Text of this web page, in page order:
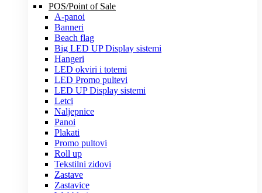
POS/Point of Sale
A-panoi
Banneri
Beach flag
Big LED UP Display sistemi
Hangeri
LED okviri i totemi
LED Promo pultevi
LED UP Display sistemi
Letci
Naljepnice
Panoi
Plakati
Promo pultovi
Roll up
Tekstilni zidovi
Zastave
Zastavice